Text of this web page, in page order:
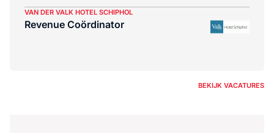
VAN DER VALK HOTEL SCHIPHOL
Revenue Coördinator
BEKIJK VACATURES